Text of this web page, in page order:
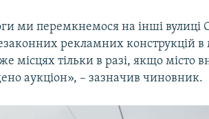
ми перемкнемося на інші вулиці
рекламних конструкцій в
місцях тільки в разі, якщо місто
аукціон», – зазначив чиновник.